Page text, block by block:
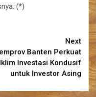
(*)
Next
Banten Perkuat
Iklim Investasi Kondusif
untuk Investor Asing